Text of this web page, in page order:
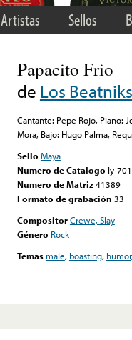
Artistas Sellos
Papacito Frio
de Los Beatniks
Cantante: Pepe Rojo, Piano:
Mora, Bajo: Hugo Palma,
Sello Maya
Numero de Catalogo ly-
Numero de Matriz41389
Formato de grabación 33
CompositorCrewe, Slay
Género Rock
Temas male, boasting, humor